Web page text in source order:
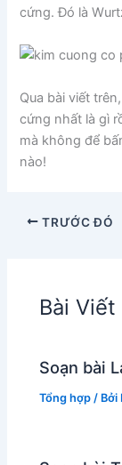
cứng. Đó là
Qua bài viết
cứng nhất là gì
mà không để
nào!
TRƯỚC ĐÓ
Bài Viết
Soạn bài
Tổng hợp / Bởi